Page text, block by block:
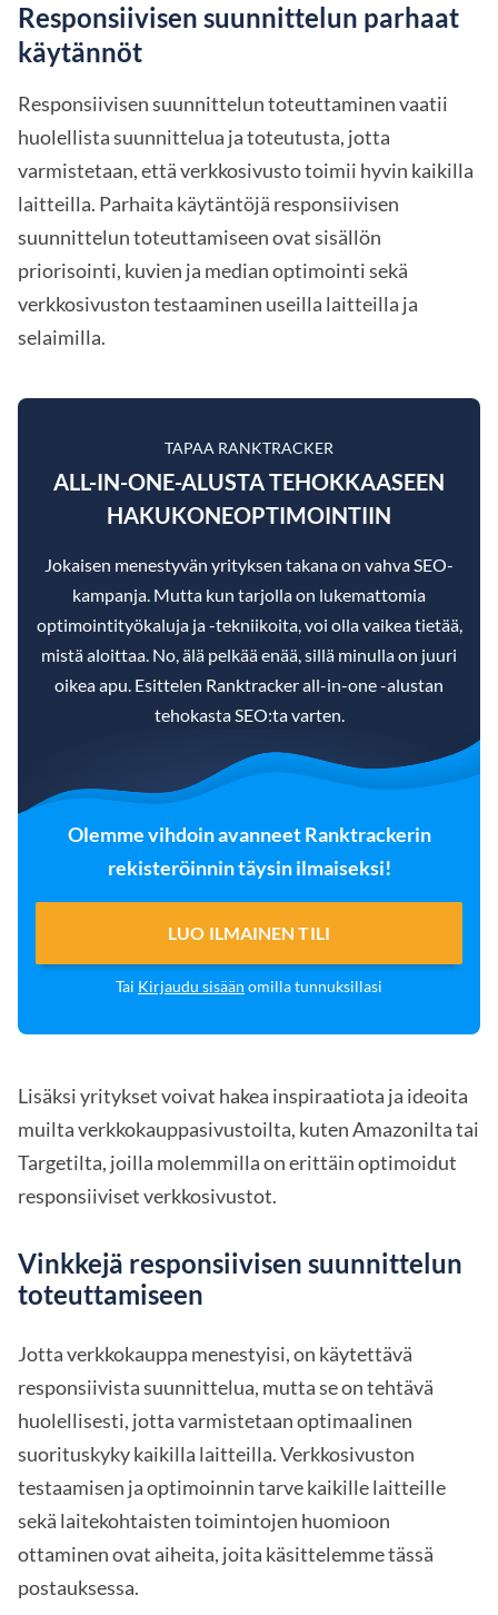
Responsiivisen suunnittelun parhaat
käytännöt
Responsiivisen suunnittelun toteuttaminen vaatii
huolellista suunnittelua ja toteutusta, jotta
varmistetaan, että verkkosivusto toimii hyvin kaikilla
laitteilla. Parhaita käytäntöjä responsiivisen
suunnittelun toteuttamiseen ovat sisällön
priorisointi, kuvien ja median optimointi sekä
verkkosivuston testaaminen useilla laitteilla ja
selaimilla.
TAPAA RANKTRACKER
ALL-IN-ONE-ALUSTA TEHOKKAASEEN
HAKUKONEOPTIMOINTIIN
Jokaisen menestyvän yrityksen takana on vahva SEO-
kampanja. Mutta kun tarjolla on lukemattomia
optimointityökaluja ja -tekniikoita, voi olla vaikea tietää,
mistä aloittaa. No, älä pelkää enää, sillä minulla on juuri
oikea apu. Esittelen Ranktracker all-in-one -alustan
tehokasta SEO:ta varten.
Olemme vihdoin avanneet Ranktrackerin
rekisteröinnin täysin ilmaiseksi!
LUO ILMAINEN TILI
Tai Kirjaudu sisään omilla tunnuksillasi
Lisäksi yritykset voivat hakea inspiraatiota ja ideoita
muilta verkkokauppasivustoilta, kuten Amazonilta tai
Targetilta, joilla molemmilla on erittäin optimoidut
responsiiviset verkkosivustot.
Vinkkejä responsiivisen suunnittelun
toteuttamiseen
Jotta verkkokauppa menestyisi, on käytettävä
responsiivista suunnittelua, mutta se on tehtävä
huolellisesti, jotta varmistetaan optimaalinen
suorituskyky kaikilla laitteilla. Verkkosivuston
testaamisen ja optimoinnin tarve kaikille laitteille
sekä laitekohtaisten toimintojen huomioon
ottaminen ovat aiheita, joita käsittelemme tässä
postauksessa.